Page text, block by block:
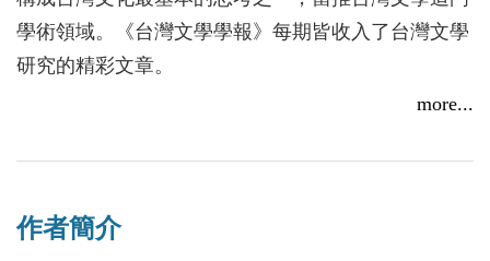
學術領域。《台灣文學學報》每期皆收入了台灣文學
研究的精彩文章。
more...
作者簡介